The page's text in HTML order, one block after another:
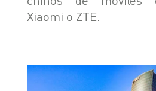
Xiaomi o ZTE.